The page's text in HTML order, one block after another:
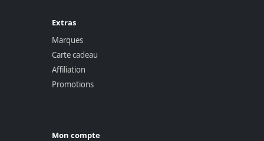
Extras
Marques
Carte cadeau
Affiliation
Promotions
Mon compte